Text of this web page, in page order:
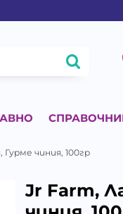
чиния, 100гр
Jr Farm,